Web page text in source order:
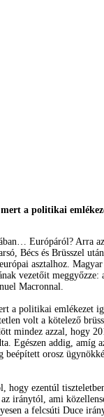
a politikai
Európáról? Arra
Bécs és Brüsszel
asztalhoz.
vezetőit
Macronnal.
a politikai emlékezet
volt a kötelező
mindez azzal, hogy
Egészen addig, amíg
orosz
hogy ezentúl
ami
a felcsúti Duce